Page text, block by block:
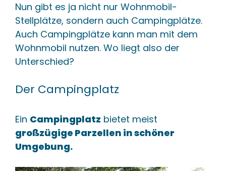
Nun gibt es ja nicht nur Wohnmobil-
Stellplätze, sondern auch Campingplätze.
Auch Campingplätze kann man mit dem
Wohnmobil nutzen. Wo liegt also der
Unterschied?
Der Campingplatz
Ein Campingplatz bietet meist
großzügige Parzellen in schöner
Umgebung.